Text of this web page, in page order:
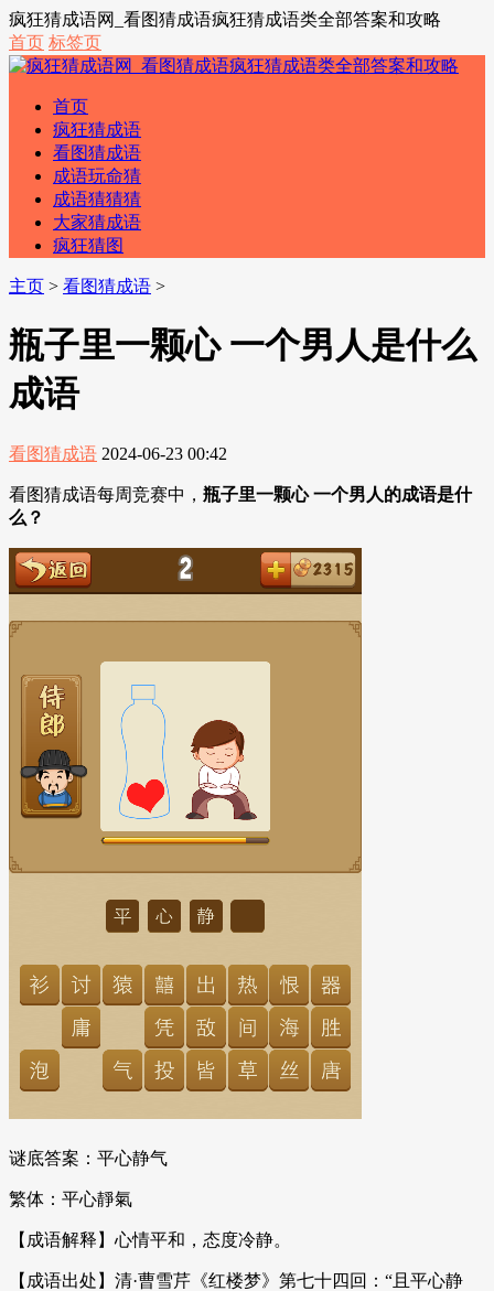
疯狂猜成语网_看图猜成语疯狂猜成语类全部答案和攻略
首页 标签页
首页
疯狂猜成语
看图猜成语
成语玩命猜
成语猜猜猜
大家猜成语
疯狂猜图
主页 > 看图猜成语 >
瓶子里一颗心 一个男人是什么
成语
看图猜成语 2024-06-23 00:42
看图猜成语每周竞赛中， 瓶子里一颗心 一个男人的成语是什
么？
谜底答案：平心静气
繁体：平心靜氣
【成语解释】心情平和，态度冷静。
【成语出处】清·曹雪芹《红楼梦》第七十四回：“且平心静